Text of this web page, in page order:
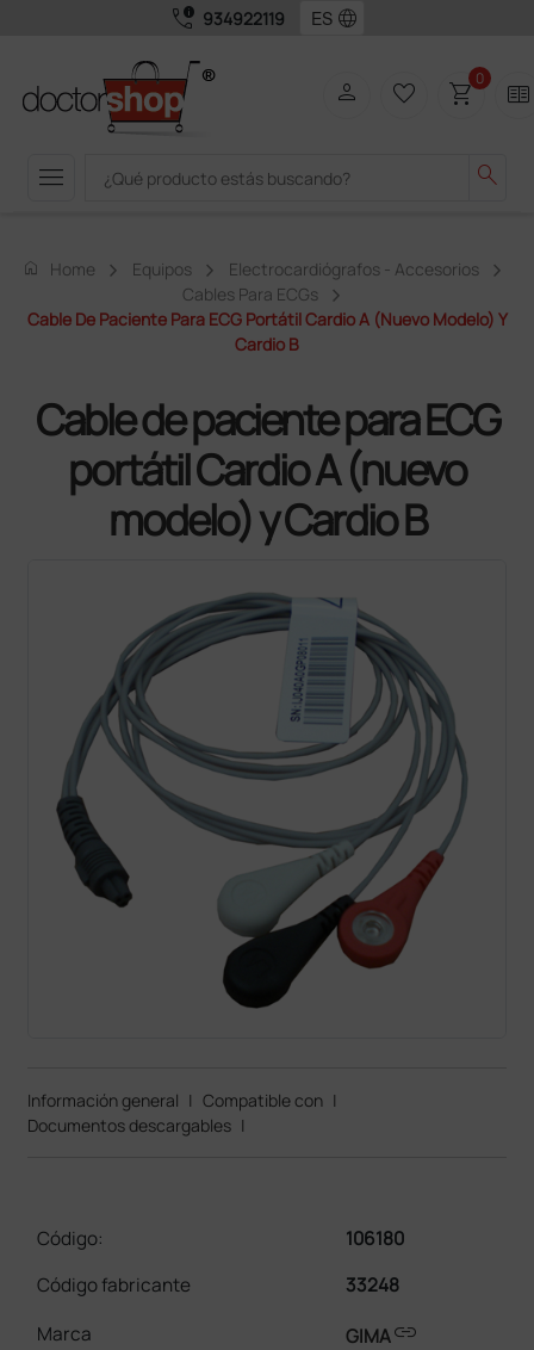
call_quality 934922119 language
menu search
person favorite_border shopping_cart0 two_pager
home Home Equipos
Electrocardiógrafos - Accesorios
Cables Para ECGs
Cable De Paciente Para ECG Portátil Cardio A (nuevo Modelo) Y
Cardio B
Cable de paciente para ECG
portátil Cardio A (nuevo
modelo) y Cardio B
Información general | Compatible con |
Documentos descargables |
Código:
106180
Código fabricante
33248
Marca
GIMAlink